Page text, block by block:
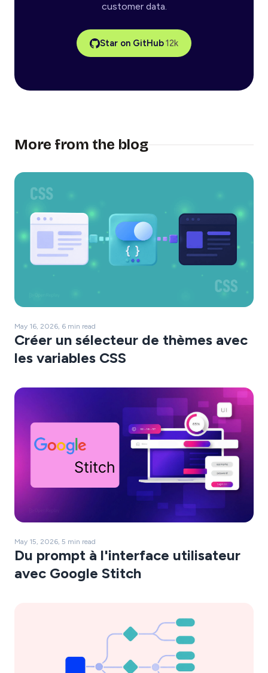
customer data.
Star on GitHub12k
More from the blog
May 16, 2026, 6 min read
Créer un sélecteur de thèmes avec
les variables CSS
May 15, 2026, 5 min read
Du prompt à l'interface utilisateur
avec Google Stitch